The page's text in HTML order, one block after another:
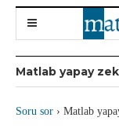
Matlab yapay
Soru sor › Matlab